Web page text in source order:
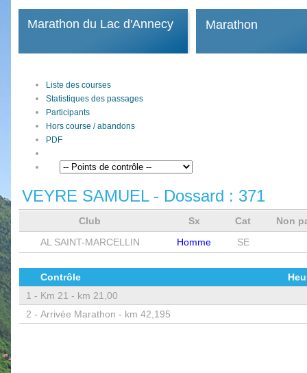
Marathon du Lac d'Annecy Marathon
Liste des courses
Statistiques des passages
Participants
Hors course / abandons
PDF
VEYRE SAMUEL- Dossard : 371
Club Sx Cat
Non
AL SAINT-MARCELLIN
Homme SE
Contrôle
1 - Km 21 - km 21,00
2 - Arrivée Marathon - km 42,195